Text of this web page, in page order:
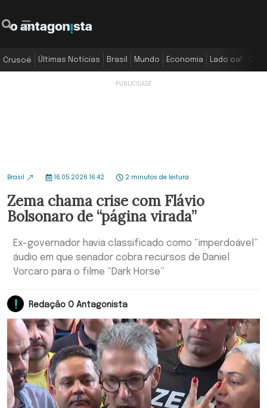
Crusoé Últimas Notícias Brasil Mundo Economia Lado oa!
Brasil 16.05.2026 16:42 2 minutos de leitura
Zema chama crise com Flávio
Bolsonaro de “página virada”
Ex-governador havia classificado como “imperdoável”
áudio em que senador cobra recursos de Daniel
Vorcaro para o filme “Dark Horse”
Redação O Antagonista